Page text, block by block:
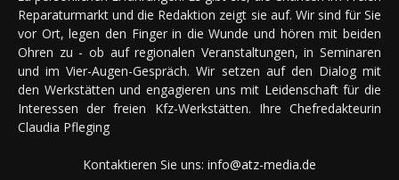
Reparaturmarkt und die Redaktion zeigt sie auf. Wir sind für Sie
vor Ort, legen den Finger in die Wunde und hören mit beiden
Ohren zu - ob auf regionalen Veranstaltungen, in Seminaren
und im Vier-Augen-Gespräch. Wir setzen auf den Dialog mit
den Werkstätten und engagieren uns mit Leidenschaft für die
Interessen der freien Kfz-Werkstätten. Ihre Chefredakteurin
Claudia Pfleging
Kontaktieren Sie uns: info@atz-media.de